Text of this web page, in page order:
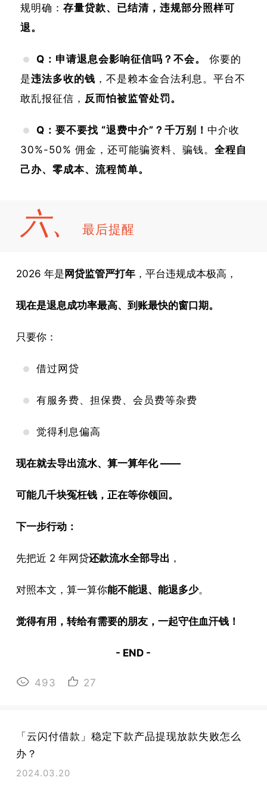
规明确： 存量贷款、已结清，违规部分照样可
退。
Q：申请退息会影响征信吗？ 不会。
你要的
是违法多收的钱 ，不是赖本金合法利息。平台不
敢乱报征信， 反而怕被监管处罚。
Q：要不要找 “退费中介”？ 千万别！ 中介收
30%-50% 佣金，还可能骗资料、骗钱。 全程自
己办、零成本、流程简单。
六、 最后提醒
2026 年是网贷监管严打年，平台违规成本极高，
现在是退息成功率最高、到账最快的窗口期。
只要你：
借过网贷
有服务费、担保费、会员费等杂费
觉得利息偏高
现在就去导出流水、算一算年化 ——
可能几千块冤枉钱，正在等你领回。
下一步行动：
先把近 2 年网贷还款流水全部导出 ，
对照本文，算一算你能不能退、能退多少。
觉得有用，转给有需要的朋友，一起守住血汗钱！
- END -
493 27
「云闪付借款」稳定下款产品提现放款失败怎么
办？
2024.03.20